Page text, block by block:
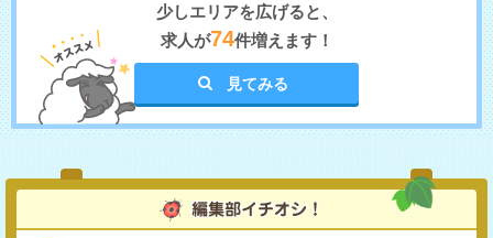
少しエリアを広げると、
求人が74件増えます！
見てみる